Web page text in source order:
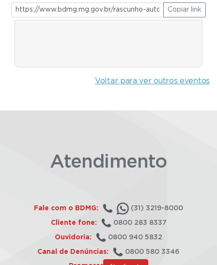
Copiar link
Voltar para ver outros eventos
Atendimento
Fale com o BDMG: (31) 3219-8000
Cliente fone: 0800 283 8337
Ouvidoria: 0800 940 5832
Canal de Denúncias: 0800 580 3346